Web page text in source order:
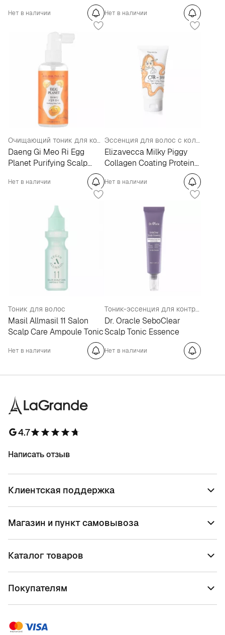
Нет в наличии Нет в наличии
Очищающий тоник для кожи головы с AHA, BHA, PHA, LHA кислотами
Daeng Gi Meo Ri Egg
Planet Purifying Scalp
Нет в наличии
Эссенция для волос с коллагеном
Elizavecca Milky Piggy
Collagen Coating Protein
Нет в наличии
Тоник для волос
Masil Allmasil 11 Salon
Scalp Care Ampoule Tonic
Нет в наличии
Тоник-эссенция для контроля жирности и очищения кожи головы
Dr. Oracle SeboClear
Scalp Tonic Essence
Нет в наличии
4.7
Написать отзыв
Клиентская поддержка
Магазин и пункт самовывоза
Каталог товаров
Покупателям